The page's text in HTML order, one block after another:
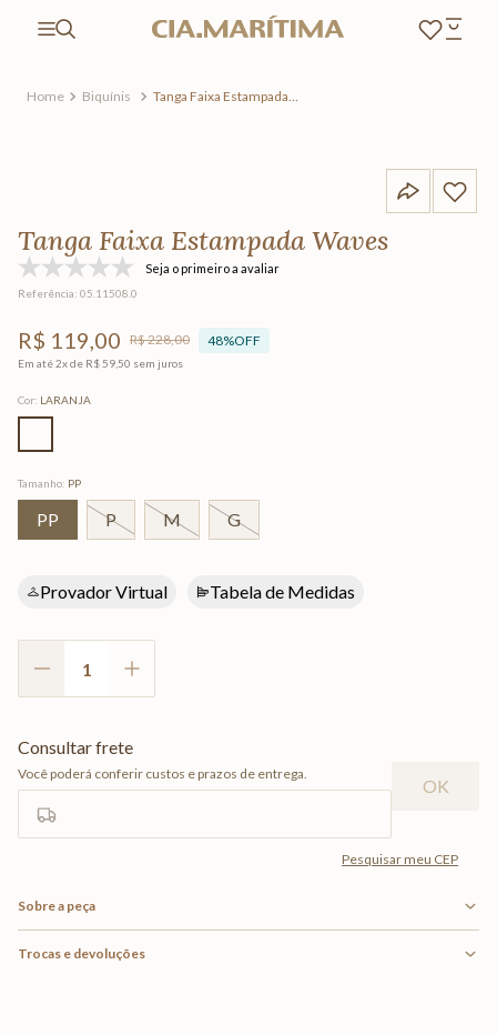
Biquínis
Tanga Faixa Estampada
Tanga Faixa Estampada Waves
Seja o primeiro a avaliar
Referência: 05.11508.0
R$ 119,00 R$228,00 48%OFF
Em até2x de R$ 59 50 sem juros
Cor: LARANJA
Tamanho: PP
PP P M G
Provador Virtual Tabela de Medidas
Sobre a peça
Trocas e devoluções